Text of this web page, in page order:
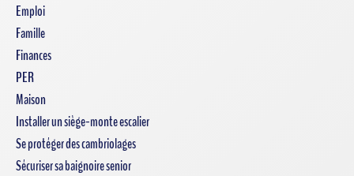
Emploi
Famille
Finances
PER
Maison
Installer un siège-monte escalier
Se protéger des cambriolages
Sécuriser sa baignoire senior